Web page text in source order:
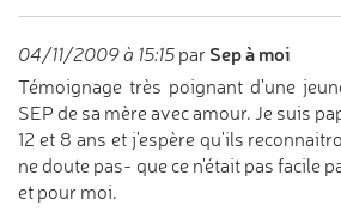
04/11/2009 à 15:15 par Sep à moi
Témoignage très poignant d'une
SEP de sa mère avec amour. Je suis
12 et 8 ans et j'espère qu'ils
ne doute pas- que ce n'était pas facile
et pour moi.